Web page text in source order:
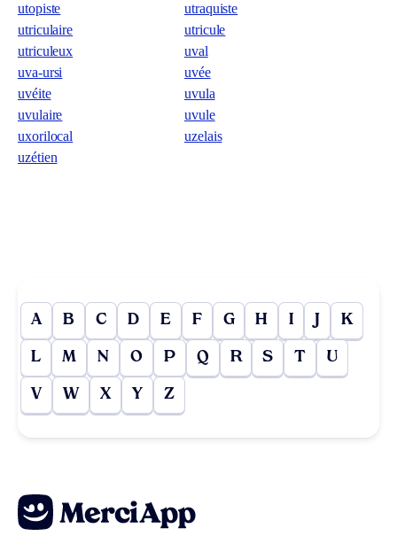
utopiste
utraquiste
utriculaire
utricule
utriculeux
uval
uva-ursi
uvée
uvéite
uvula
uvulaire
uvule
uxorilocal
uzelais
uzétien
A B C D E F G H I J K
L M N O P Q R S T U
V W X Y Z